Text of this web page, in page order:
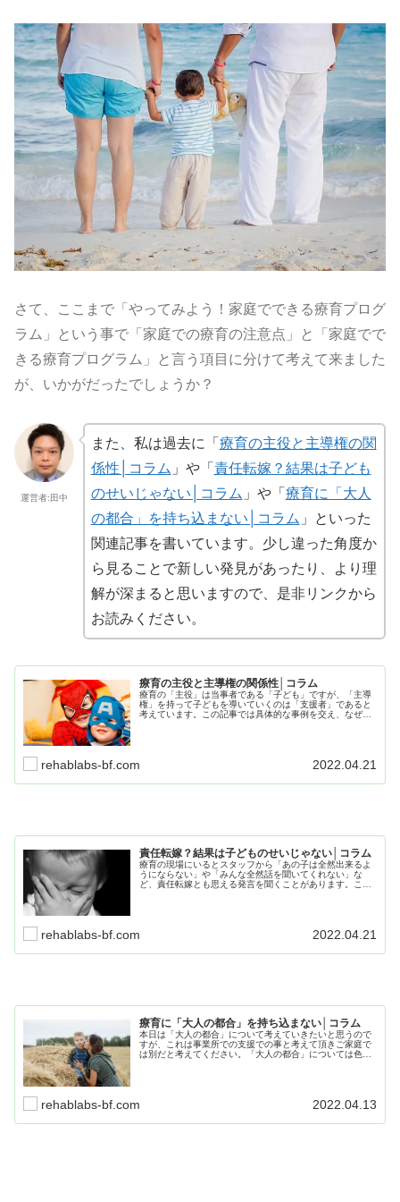
さて、ここまで「やってみよう！家庭でできる療育プログ
ラム」という事で「家庭での療育の注意点」と「家庭でで
きる療育プログラム」と言う項目に分けて考えて来ました
が、いかがだったでしょうか？
運営者:田中
また、私は過去に「 療育の主役と主導権の関
係性│コラム 」や「 責任転嫁？結果は子ども
のせいじゃない│コラム 」や「 療育に「大人
の都合」を持ち込まない│コラム 」といった
関連記事を書いています。少し違った角度か
ら見ることで新しい発見があったり、より理
解が深まると思いますので、是非リンクから
お読みください。
療育の主役と主導権の関係性│コラム
療育の「主役」は当事者である「子ども」ですが、「主導
権」を持って子どもを導いていくのは「支援者」であると
考えています。この記事では具体的な事例を交え、なぜ
rehablabs-bf.com 2022.04.21
責任転嫁？結果は子どものせいじゃない│コラム
療育の現場にいるとスタッフから「あの子は全然出来るよ
うにならない」や「みんな全然話を聞いてくれない」な
ど、責任転嫁とも思える発言を聞くことがあります。この
rehablabs-bf.com 2022.04.21
療育に「大人の都合」を持ち込まない│コラム
本日は「大人の都合」について考えていきたいと思うので
すが、これは事業所での支援での事と考えて頂きご家庭で
は別だと考えてください。「大人の都合」については色々
rehablabs-bf.com 2022.04.13